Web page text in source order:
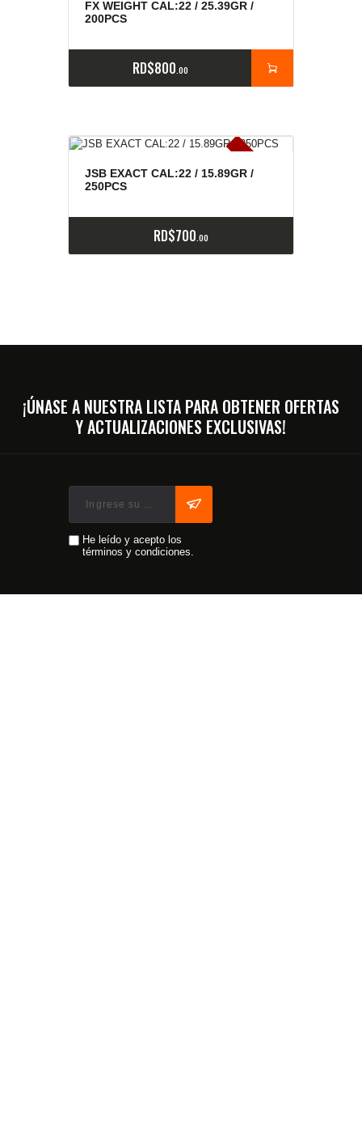
FX WEIGHT CAL:22 / 25.39GR /
200PCS
RD$800 00
E
x
is
t
e
n
c
ia
s
a
g
o
t
a
d
a
s
JSB EXACT CAL:22 / 15.89GR /
250PCS
RD$700 00
¡ÚNASE A NUESTRA LISTA PARA OBTENER OFERTAS
Y ACTUALIZACIONES EXCLUSIVAS!
He leído y acepto los
términos y condiciones.